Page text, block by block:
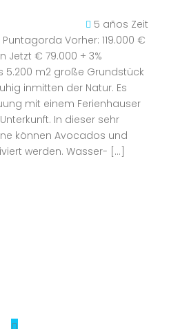
5 años Zeit
Vorher: 119.000 €
Jetzt € 79.000 + 3%
5.200 m2 große Grundstück
inmitten der Natur. Es
mit einem Ferienhauser
In dieser sehr
können Avocados und
werden. Wasser- […]